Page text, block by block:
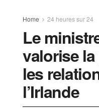
Home 24 heures sur 24
Le
valorise
les
l’Irlande